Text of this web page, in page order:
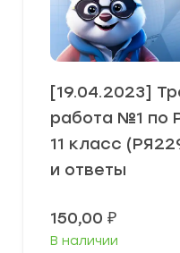
[19.04.2023]
работа №1 по
11 класс
и ответы
150,00 ₽
В наличии